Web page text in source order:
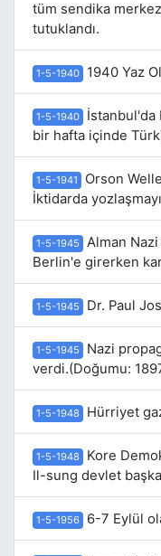
tüm sendika
tutuklandı.
1-5-1940 1940 Yaz
1-5-1940
İstanbul'da
bir hafta içinde
1-5-1941
Orson
İktidarda
1-5-1945
Alman
Berlin'e girerken
1-5-1945 Dr. Paul
1-5-1945
Nazi
verdi.(Doğumu:
1-5-1948 Hürriyet
1-5-1948
Kore
Il-sung devlet
1-5-1956 6-7 Eylül